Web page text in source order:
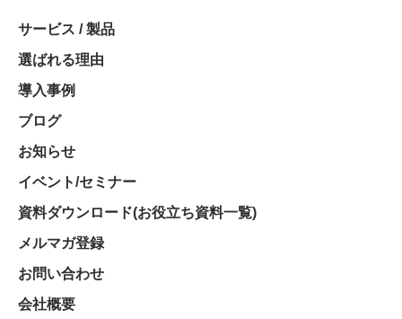
サービス / 製品
選ばれる理由
導入事例
ブログ
お知らせ
イベント/セミナー
資料ダウンロード(お役立ち資料一覧)
メルマガ登録
お問い合わせ
会社概要